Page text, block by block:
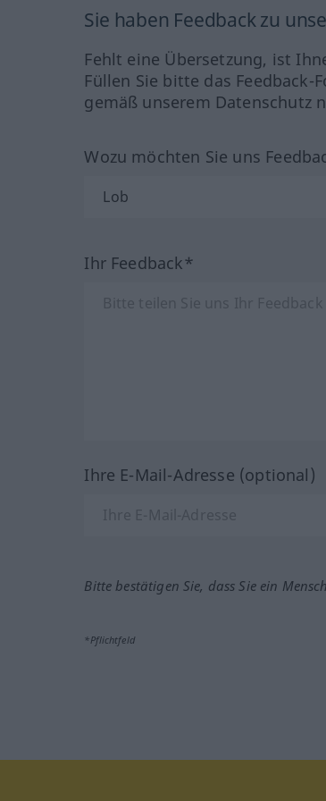
Sie haben Feedback zu
Fehlt eine Übersetzung, ist
Füllen Sie bitte das
gemäß unserem Datenschutz
Wozu möchten Sie uns
Ihr Feedback*
Ihre E-Mail-Adresse (optional)
Bitte bestätigen Sie, dass Sie ein
*Pflichtfeld